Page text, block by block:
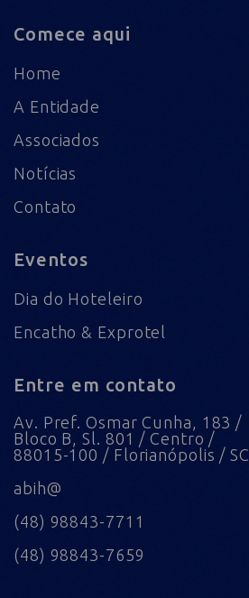
Comece aqui
Home
A Entidade
Associados
Notícias
Contato
Eventos
Dia do Hoteleiro
Encatho & Exprotel
Entre em contato
Av. Pref. Osmar Cunha, 183 /
Bloco B, Sl. 801 / Centro /
88015-100 / Florianópolis / SC
abih@
(48) 98843-7711
(48) 98843-7659